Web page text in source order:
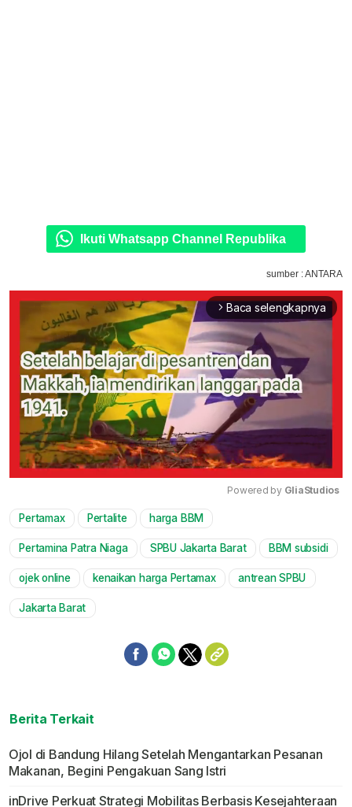
Ikuti Whatsapp Channel Republika
sumber : ANTARA
arrow_forward_ios Baca selengkapnya
Powered by GliaStudios
Pertamax Pertalite harga BBM
Pertamina Patra Niaga SPBU Jakarta Barat BBM subsidi
ojek online kenaikan harga Pertamax antrean SPBU
Jakarta Barat
Berita Terkait
Ojol di Bandung Hilang Setelah Mengantarkan Pesanan
Makanan, Begini Pengakuan Sang Istri
inDrive Perkuat Strategi Mobilitas Berbasis Kesejahteraan